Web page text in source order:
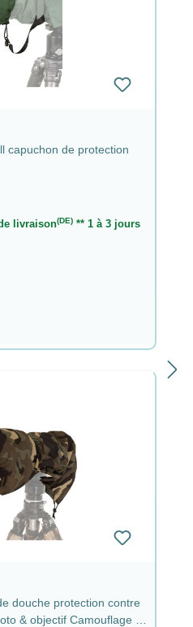
capuchon de protection
livraison(DE)** 1 à 3 jours
douche protection contre
& objectif Camouflage -